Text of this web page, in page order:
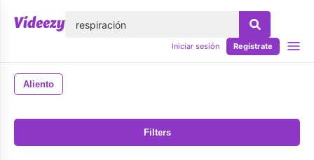
Iniciar sesión Regístrate
Aliento
Filters